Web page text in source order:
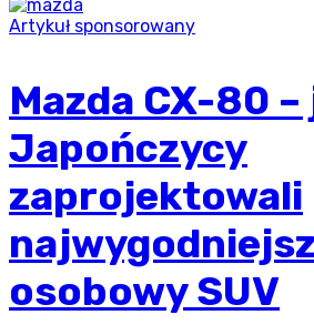
Artykuł sponsorowany
Mazda CX-80 –
Japończycy
zaprojektowali
osobowy SUV